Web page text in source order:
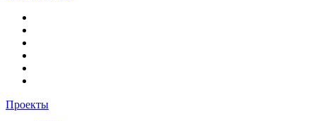
Проекты